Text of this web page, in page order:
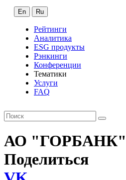
En Ru
Рейтинги
Аналитика
ESG продукты
Рэнкинги
Конференции
Тематики
Услуги
FAQ
АО "ГОРБАНК"
Поделиться